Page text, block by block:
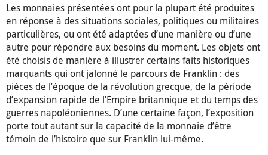
Les monnaies présentées ont pour la plupart été produites
en réponse à des situations sociales, politiques ou militaires
particulières, ou ont été adaptées d’une manière ou d’une
autre pour répondre aux besoins du moment. Les objets ont
été choisis de manière à illustrer certains faits historiques
marquants qui ont jalonné le parcours de Franklin : des
pièces de l’époque de la révolution grecque, de la période
d’expansion rapide de l’Empire britannique et du temps des
guerres napoléoniennes. D’une certaine façon, l’exposition
porte tout autant sur la capacité de la monnaie d’être
témoin de l’histoire que sur Franklin lui-même.